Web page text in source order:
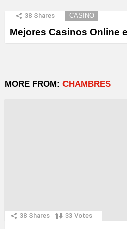
38 Shares CASINO
Mejores Casinos Online
MORE FROM: CHAMBRES
38 Shares 33 Votes